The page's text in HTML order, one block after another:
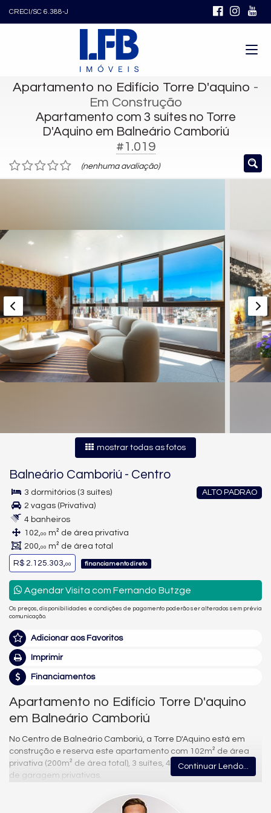
CRECI/SC 6.388-J
Apartamento no Edifício Torre D'aquino -
Em Construção
Apartamento com 3 suítes no Torre
D'Aquino em Balneário Camboriú
#1.019
(nenhuma avaliação)
mostrar todas as fotos
Balneário Camboriú - Centro
ALTO PADRAO
3 dormitórios (3 suítes)
2 vagas (Privativa)
4 banheiros
102,00 m² de área privativa
200,00 m² de área total
R$ 2.125.303,00 financiamento direto
Agendar Visita com Fernando Butzge
Os preços, disponibilidades e condições de pagamento poderão ser alterados sem prévia
comunicação.
Adicionar aos Favoritos
Imprimir
Financiamentos
Apartamento no Edifício Torre D'aquino
em Balneário Camboriú
No Centro de Balneário Camboriú, a Torre D'Aquino está em
construção e reserva este apartamento com 102m² de área
privativa (200m² de área total), 3 suítes, 4 banheiros e 2 vagas
de garagem privativas.
A unidade reúne sala de estar, sala de jantar e living integrados
à cozinha, com churrasqueira e área de serviço. O acabamento
Continuar Lendo...